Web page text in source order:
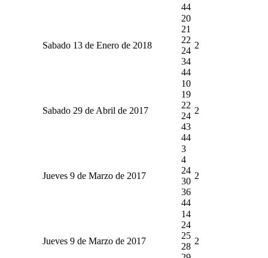
44
Sabado 13 de Enero de 2018
20
21
22
24
34
44
2
Sabado 29 de Abril de 2017
10
19
22
24
43
44
2
Jueves 9 de Marzo de 2017
3
4
24
30
36
44
2
Jueves 9 de Marzo de 2017
14
24
25
28
2